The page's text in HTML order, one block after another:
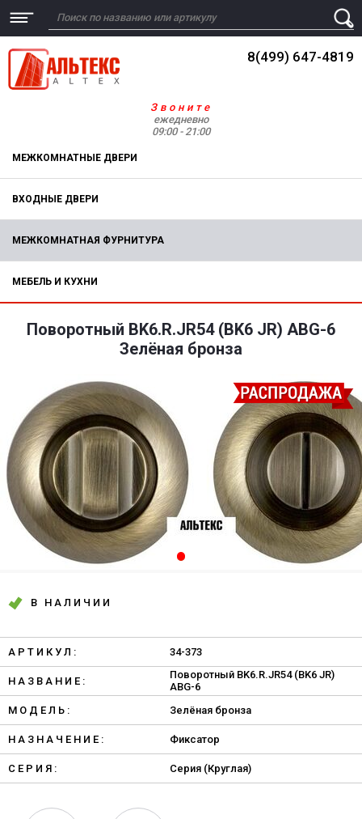
8(499) 647-4819
Звоните
ежедневно
09:00 - 21:00
МЕЖКОМНАТНЫЕ ДВЕРИ
ВХОДНЫЕ ДВЕРИ
МЕЖКОМНАТНАЯ ФУРНИТУРА
МЕБЕЛЬ И КУХНИ
Поворотный BK6.R.JR54 (BK6 JR) ABG-6
Зелёная бронза
В НАЛИЧИИ
АРТИКУЛ: 34-373
НАЗВАНИЕ:
Поворотный BK6.R.JR54 (BK6 JR)
ABG-6
МОДЕЛЬ:
Зелёная бронза
НАЗНАЧЕНИЕ: Фиксатор
СЕРИЯ: Серия (Круглая)